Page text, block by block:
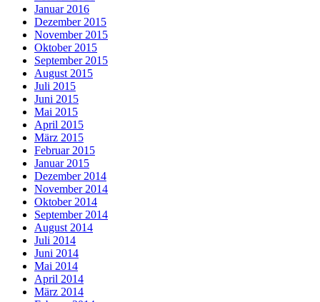
Januar 2016
Dezember 2015
November 2015
Oktober 2015
September 2015
August 2015
Juli 2015
Juni 2015
Mai 2015
April 2015
März 2015
Februar 2015
Januar 2015
Dezember 2014
November 2014
Oktober 2014
September 2014
August 2014
Juli 2014
Juni 2014
Mai 2014
April 2014
März 2014